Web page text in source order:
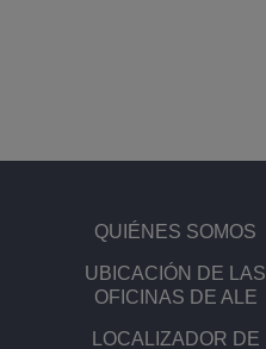
QUIÉNES SOMOS
UBICACIÓN DE LAS
OFICINAS DE ALE
LOCALIZADOR DE